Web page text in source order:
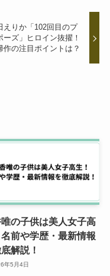
えりか「102回目のプ
ーズ」ヒロイン抜擢！
作の注目ポイントは？
の子供は美人女子高
前や学歴・最新情報
解説！
年5月4日